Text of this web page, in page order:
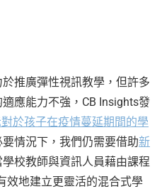
推廣彈性視訊教學，但許多
應能力不強，CB Insights發
於孩子在疫情蔓延期間的學
要情況下，我們仍需要借助新
校教師與資訊人員藉由課程
效地建立更靈活的混合式學